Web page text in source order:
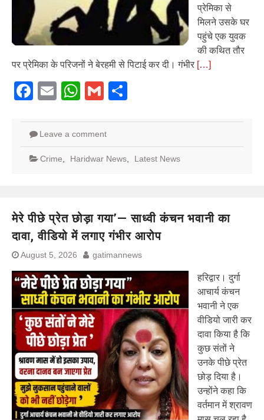
प्रेमिका से
मिलने उसके घर
पहुंचे एक युवक
की कथित तौर
पर प्रेमिका के परिजनों ने बेरहमी से पिटाई कर दी। गंभीर […]
Facebook
EmailWhatsApp
Gmail
Leave a comment
Crime Haridwar News Latest News
मेरे पीछे प्रेत छोड़ा गया’— साध्वी कंचन भवानी का
दावा, वीडियो में लगाए गंभीर आरोप
August 5, 2026 gatimannews
हरिद्वार। दुर्गा
आचार्य कंचन
भवानी ने एक
वीडियो जारी कर
दावा किया है कि
कुछ संतों ने
उनके पीछे प्रेत
छोड़ दिया है।
उन्होंने कहा कि
वर्तमान में श्रावण